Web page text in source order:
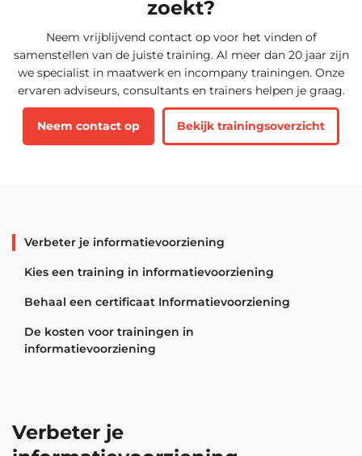
zoekt?
Neem vrijblijvend contact op voor het vinden of
samenstellen van de juiste training. Al meer dan 20 jaar zijn
we specialist in maatwerk en incompany trainingen. Onze
ervaren adviseurs, consultants en trainers helpen je graag.
Neem contact op Bekijk trainingsoverzicht
Verbeter je informatievoorziening
Kies een training in informatievoorziening
Behaal een certificaat Informatievoorziening
De kosten voor trainingen in
informatievoorziening
Verbeter je